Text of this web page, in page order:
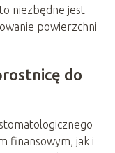
niezbędne jest
powierzchni
do
finansowym, jak i